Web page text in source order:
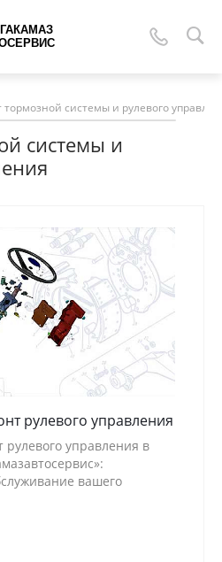
тормозной системы и рулевого
системы и
рулевого управления
управления в
вашего